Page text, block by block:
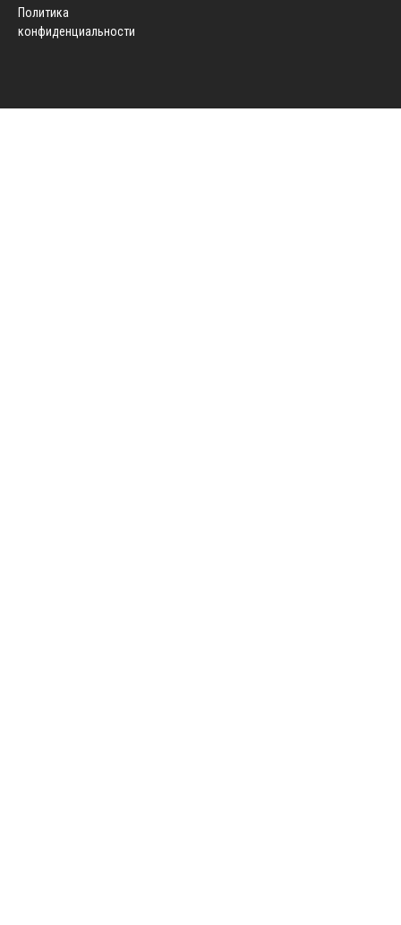
Политика
конфиденциальности